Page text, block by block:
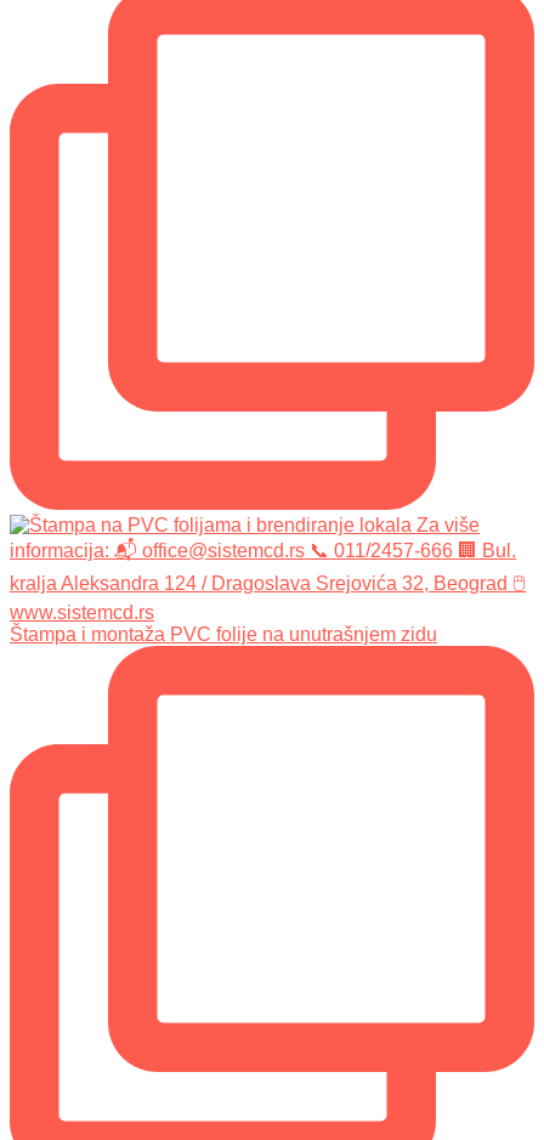
Štampa i montaža PVC folije na unutrašnjem zidu